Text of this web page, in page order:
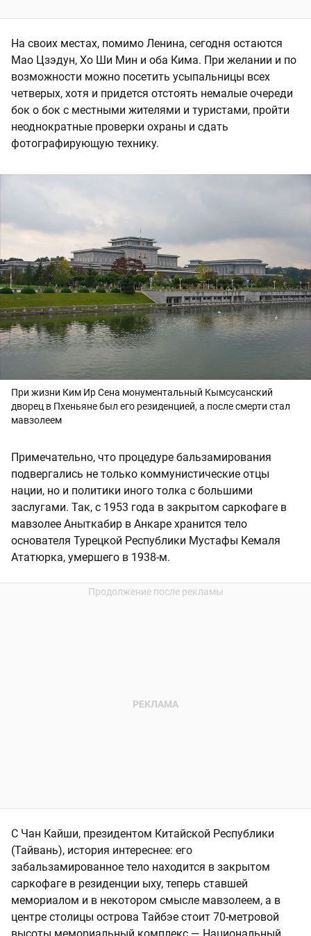
На своих местах, помимо Ленина, сегодня остаются
Мао Цзэдун, Хо Ши Мин и оба Кима. При желании и по
возможности можно посетить усыпальницы всех
четверых, хотя и придется отстоять немалые очереди
бок о бок с местными жителями и туристами, пройти
неоднократные проверки охраны и сдать
фотографирующую технику.
При жизни Ким Ир Сена монументальный Кымсусанский
дворец в Пхеньяне был его резиденцией, а после смерти стал
мавзолеем
Примечательно, что процедуре бальзамирования
подвергались не только коммунистические отцы
нации, но и политики иного толка с большими
заслугами. Так, с 1953 года в закрытом саркофаге в
мавзолее Аныткабир в Анкаре хранится тело
основателя Турецкой Республики Мустафы Кемаля
Ататюрка, умершего в 1938-м.
С Чан Кайши, президентом Китайской Республики
(Тайвань), история интереснее: его
забальзамированное тело находится в закрытом
саркофаге в резиденции ыху, теперь ставшей
мемориалом и в некотором смысле мавзолеем, а в
центре столицы острова Тайбэе стоит 70-метровой